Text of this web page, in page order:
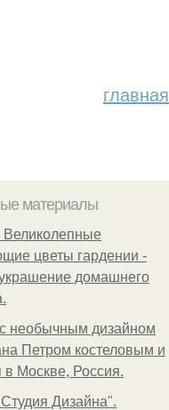
главная
материалы
Великолепные
цветы гардении -
домашнего
необычным дизайном
Петром костеловым и
в Москве, Россия.
Дизайна".